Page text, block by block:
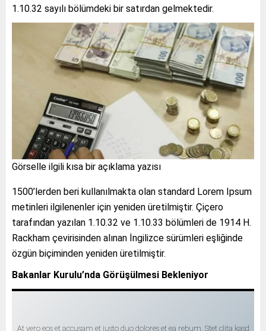
1.10.32 sayılı bölümdeki bir satırdan gelmektedir.
Görselle ilgili kısa bir açıklama yazısı
1500’lerden beri kullanılmakta olan standard Lorem Ipsum
metinleri ilgilenenler için yeniden üretilmiştir. Çiçero
tarafından yazılan 1.10.32 ve 1.10.33 bölümleri de 1914 H.
Rackham çevirisinden alınan İngilizce sürümleri eşliğinde
özgün biçiminden yeniden üretilmiştir.
Bakanlar Kurulu’nda Görüşülmesi Bekleniyor
At vero eos et accusam et justo duo dolores et ea rebum. Stet clita kasd